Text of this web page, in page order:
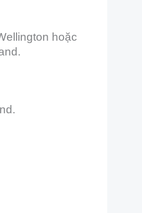
hoặc